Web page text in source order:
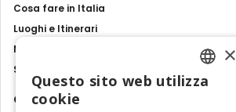
Cosa fare in Italia
Luoghi e Itinerari
Mostre, eventi e spettacoli
Storie e tradizioni
Contatti
ENGLISH
×
Questo sito web utilizza
cookie